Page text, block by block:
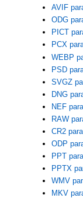
AVIF
ODG
PICT
PCX
WEBP
PSD
SVGZ
DNG
NEF
RAW
CR2
ODP
PPT
PPTX
WMV
MKV